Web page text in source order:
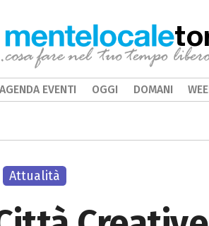
Attualità
AGENDA EVENTI OGGI DOMANI